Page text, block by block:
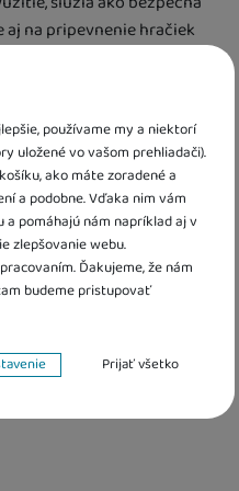
používame my a niektorí
uložené vo vašom prehliadači).
ako máte zoradené a
a podobne. Vďaka nim vám
pomáhajú nám napríklad aj v
zlepšovanie webu.
Ďakujeme, že nám
budeme pristupovať
cookies
nákupným košíkom,
Prijať všetko
aj na pripevnenie hračiek
plienky ku kočíku
budú perfektným
ďasien